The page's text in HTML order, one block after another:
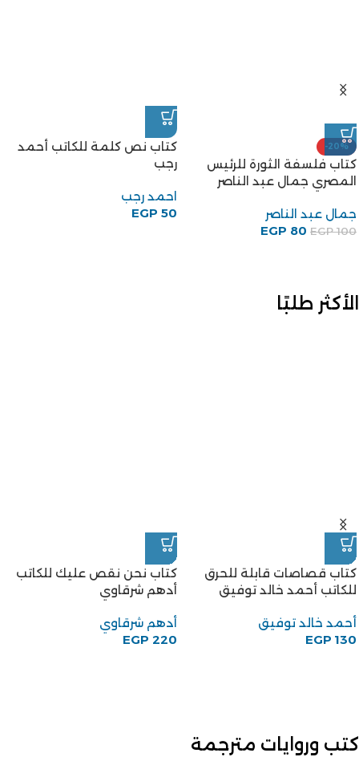
-20%
كتاب فلسفة الثورة للرئيس
المصري جمال عبد الناصر
جمال عبد الناصر
EGP100
EGP 80
كتاب نص كلمة للكاتب أحمد
رجب
احمد رجب
EGP 50
الأكثر طلبًا
كتاب قصاصات قابلة للحرق
للكاتب أحمد خالد توفيق
أحمد خالد توفيق
EGP 130
كتاب نحن نقص عليك للكاتب
أدهم شرقاوي
أدهم شرقاوي
EGP 220
كتب وروايات مترجمة